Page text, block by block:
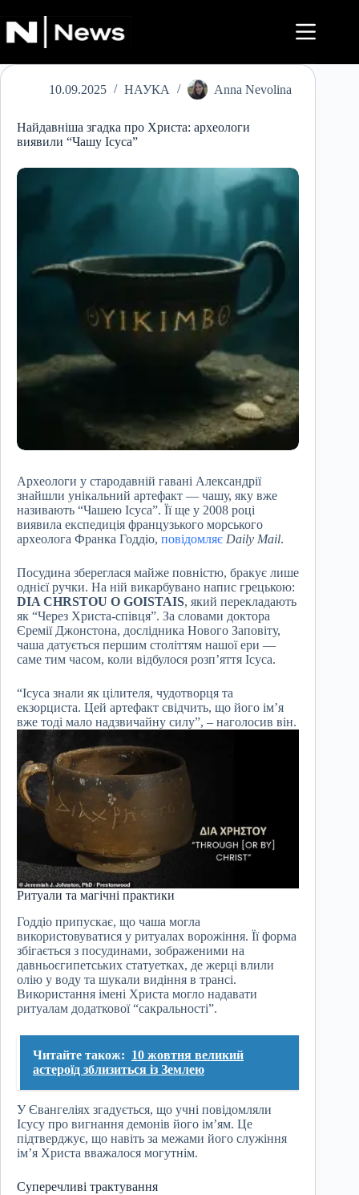
до
вмісту
10.09.2025 НАУКА Anna Nevolina
Найдавніша згадка про Христа: археологи
виявили “Чашу Ісуса”
Археологи у стародавній гавані Александрії
знайшли унікальний артефакт — чашу, яку вже
називають “Чашею Ісуса”. Її ще у 2008 році
виявила експедиція французького морського
археолога Франка Годдіо, повідомляє Daily Mail.
Посудина збереглася майже повністю, бракує лише
однієї ручки. На ній викарбувано напис грецькою:
DIA CHRSTOU O GOISTAIS, який перекладають
як “Через Христа-співця”. За словами доктора
Єремії Джонстона, дослідника Нового Заповіту,
чаша датується першим століттям нашої ери —
саме тим часом, коли відбулося розп’яття Ісуса.
“Ісуса знали як цілителя, чудотворця та
екзорциста. Цей артефакт свідчить, що його ім’я
вже тоді мало надзвичайну силу”, – наголосив він.
Ритуали та магічні практики
Годдіо припускає, що чаша могла
використовуватися у ритуалах ворожіння. Її форма
збігається з посудинами, зображеними на
давньоєгипетських статуетках, де жерці влили
олію у воду та шукали видіння в трансі.
Використання імені Христа могло надавати
ритуалам додаткової “сакральності”.
Читайте також: 10 жовтня великий
астероїд зблизиться із Землею
У Євангеліях згадується, що учні повідомляли
Ісусу про вигнання демонів його ім’ям. Це
підтверджує, що навіть за межами його служіння
ім’я Христа вважалося могутнім.
Суперечливі трактування